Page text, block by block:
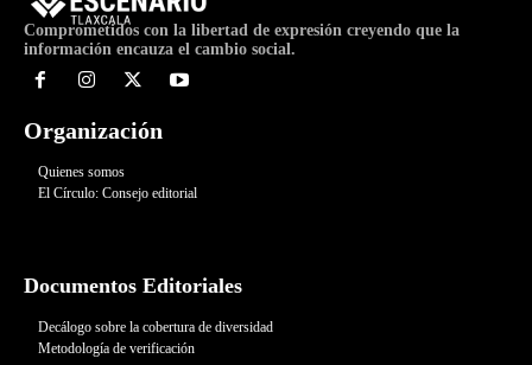
Comprometidos con la libertad de expresión creyendo que la
información encauza el cambio social.
Organización
Quienes somos
El Círculo: Consejo editorial
Documentos Editoriales
Decálogo sobre la cobertura de diversidad
Metodología de verificación